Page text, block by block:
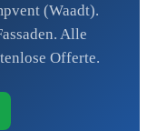
(Waadt).
Alle
Offerte.